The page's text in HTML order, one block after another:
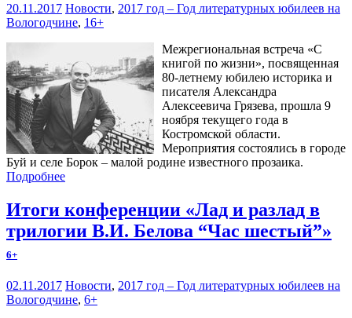
20.11.2017 Новости, 2017 год – Год литературных юбилеев на
Вологодчине, 16+
Межрегиональная встреча «С
книгой по жизни», посвященная
80-летнему юбилею историка и
писателя Александра
Алексеевича Грязева, прошла 9
ноября текущего года в
Костромской области.
Мероприятия состоялись в городе
Буй и селе Борок – малой родине известного прозаика.
Подробнее
Итоги конференции «Лад и разлад в
трилогии В.И. Белова “Час шестый”»
6+
02.11.2017 Новости, 2017 год – Год литературных юбилеев на
Вологодчине, 6+